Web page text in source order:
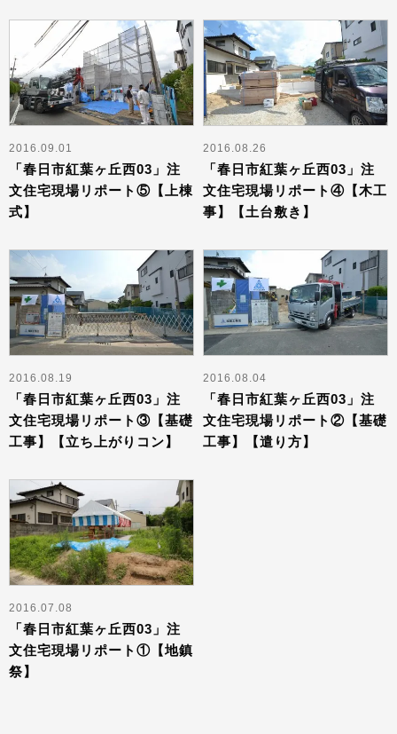
2016.09.01
「春日市紅葉ヶ丘西03」注
文住宅現場リポート⑤【上棟
式】
2016.08.26
「春日市紅葉ヶ丘西03」注
文住宅現場リポート④【木工
事】【土台敷き】
2016.08.19
「春日市紅葉ヶ丘西03」注
文住宅現場リポート③【基礎
工事】【立ち上がりコン】
2016.08.04
「春日市紅葉ヶ丘西03」注
文住宅現場リポート②【基礎
工事】【遣り方】
2016.07.08
「春日市紅葉ヶ丘西03」注
文住宅現場リポート①【地鎮
祭】